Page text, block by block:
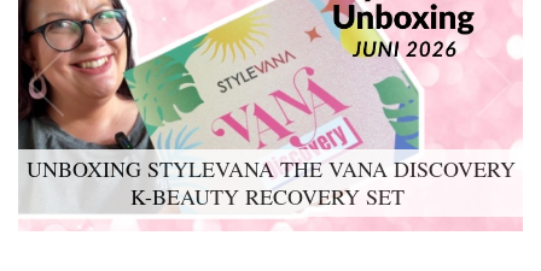
UNBOXING STYLEVANA THE VANA DISCOVERY
K-BEAUTY RECOVERY SET